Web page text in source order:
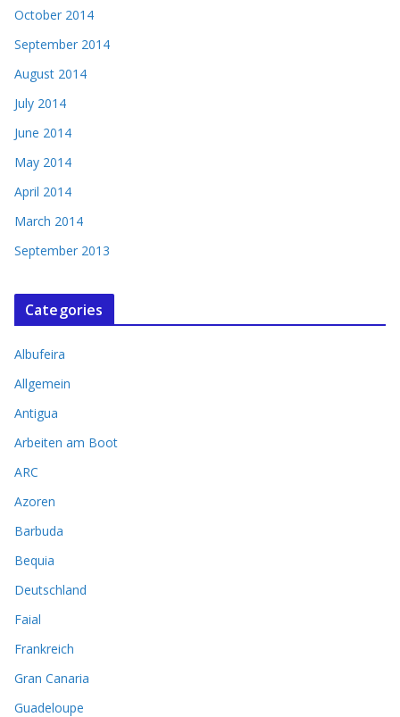
October 2014
September 2014
August 2014
July 2014
June 2014
May 2014
April 2014
March 2014
September 2013
Categories
Albufeira
Allgemein
Antigua
Arbeiten am Boot
ARC
Azoren
Barbuda
Bequia
Deutschland
Faial
Frankreich
Gran Canaria
Guadeloupe